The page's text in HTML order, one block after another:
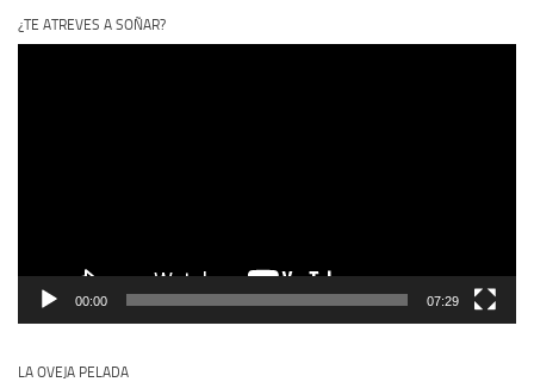
¿TE ATREVES A SOÑAR?
00:00 07:29
LA OVEJA PELADA